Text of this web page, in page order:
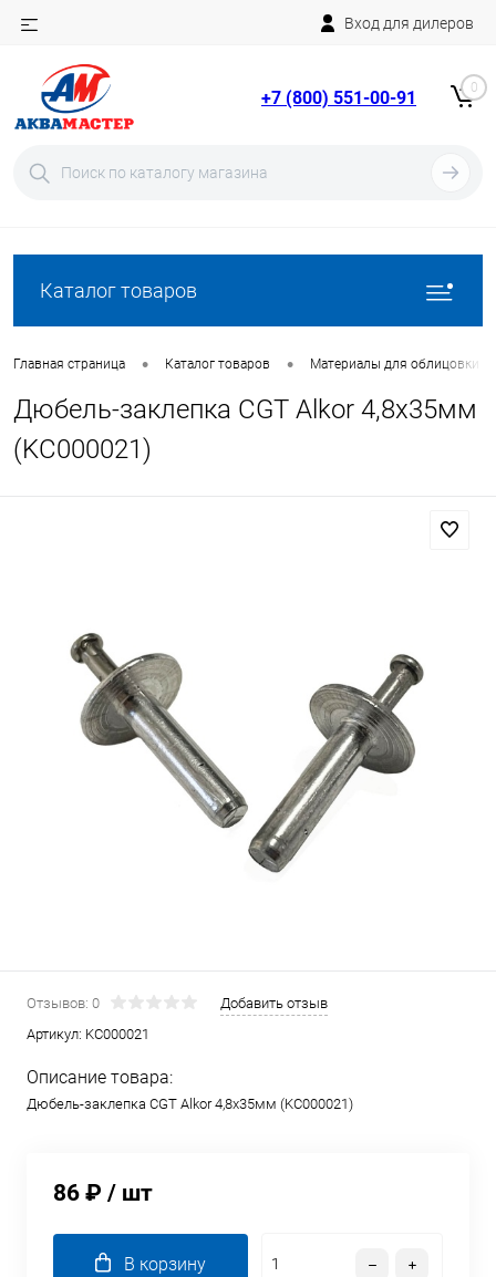
Вход для дилеров
+7 (800) 551-00-91 0
Каталог товаров
Главная страница • Каталог товаров • Материалы для облицовки
Дюбель-заклепка CGT Alkor 4,8х35мм
(KC000021)
Отзывов: 0
Добавить отзыв
Артикул: KC000021
Описание товара:
Дюбель-заклепка CGT Alkor 4,8х35мм (KC000021)
86 ₽ / шт
В корзину